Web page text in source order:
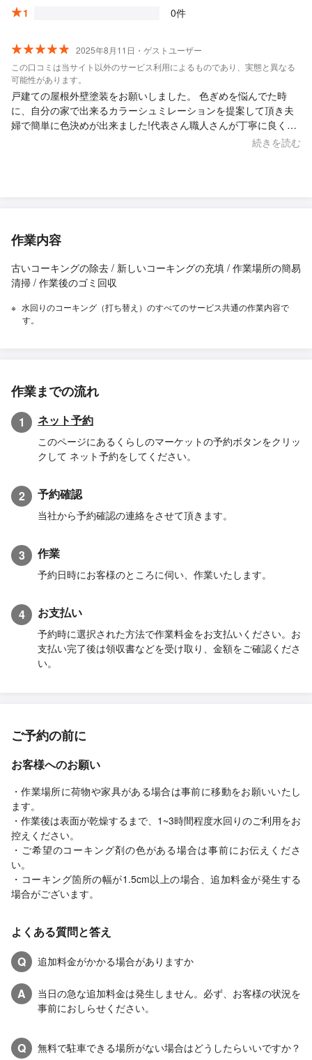
1
0件
2025年8月11日・ゲストユーザー
この口コミは当サイト以外のサービス利用によるものであり、実態と異なる
可能性があります。
戸建ての屋根外壁塗装をお願いしました。 色ぎめを悩んでた時
に、自分の家で出来るカラーシュミレーションを提案して頂き夫
婦で簡単に色決めが出来ました!代表さん職人さんが丁寧に良くし
続きを読む
作業内容
古いコーキングの除去 / 新しいコーキングの充填 / 作業場所の簡易
清掃 / 作業後のゴミ回収
水回りのコーキング（打ち替え）のすべてのサービス共通の作業内容で
す。
作業までの流れ
1 ネット予約
このページにあるくらしのマーケットの予約ボタンをクリッ
クして ネット予約をしてください。
2 予約確認
当社から予約確認の連絡をさせて頂きます。
3 作業
予約日時にお客様のところに伺い、作業いたします。
4 お支払い
予約時に選択された方法で作業料金をお支払いください。お
支払い完了後は領収書などを受け取り、金額をご確認くださ
い。
ご予約の前に
お客様へのお願い
・作業場所に荷物や家具がある場合は事前に移動をお願いいたし
ます。
・作業後は表面が乾燥するまで、1~3時間程度水回りのご利用をお
控えください。
・ご希望のコーキング剤の色がある場合は事前にお伝えくださ
い。
・コーキング箇所の幅が1.5cm以上の場合、追加料金が発生する
場合がございます。
よくある質問と答え
Q
追加料金がかかる場合がありますか
A
当日の急な追加料金は発生しません。必ず、お客様の状況を
事前におしらせください。
Q 無料で駐車できる場所がない場合はどうしたらいいですか？